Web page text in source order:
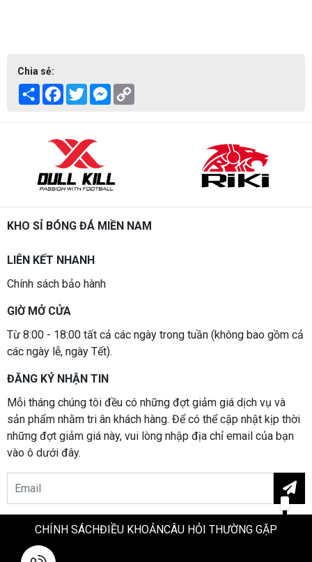
Chia sẻ:
Share Facebook
TwitterMessenger
KHO SỈ BÓNG ĐÁ MIỀN NAM
LIÊN KẾT NHANH
Chính sách bảo hành
GIỜ MỞ CỬA
Từ 8:00 - 18:00 tất cả các ngày trong tuần (không bao gồm cả
các ngày lễ, ngày Tết).
ĐĂNG KÝ NHẬN TIN
Mỗi tháng chúng tôi đều có những đợt giảm giá dịch vụ và
sản phẩm nhằm tri ân khách hàng. Để có thể cập nhật kịp thời
những đợt giảm giá này, vui lòng nhập địa chỉ email của bạn
vào ô dưới đây.
Email
CHÍNH SÁCHĐIỀU KHOẢNCÂU HỎI THƯỜNG GẶP